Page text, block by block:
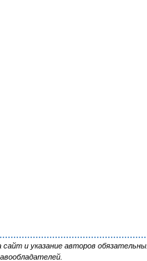
и указание авторов обязательны.